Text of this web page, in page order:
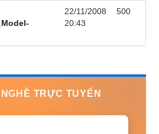
22/11/2008
20:43
500
TRỰC TUYẾN